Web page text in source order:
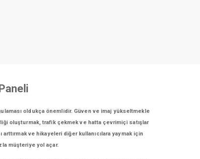
oldukça önemlidir. Güven ve imaj yükseltmekle
oluşturmak, trafik çekmek ve hatta çevrimiçi satışlar
ve hikayeleri diğer kullanıcılara yaymak için
müşteriye yol açar.